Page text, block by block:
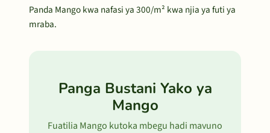
Panda Mango kwa nafasi ya 300/m² kwa njia ya futi ya
mraba.
Panga Bustani Yako ya
Mango
Fuatilia Mango kutoka mbegu hadi mavuno